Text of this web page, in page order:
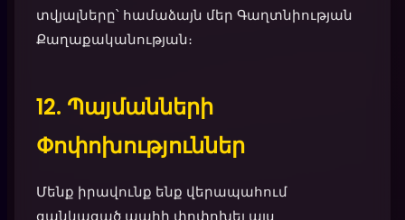
տվյալները՝ համաձայն մեր Գաղտնիության
Քաղաքականության։
12. Պայմանների
Փոփոխություններ
Մենք իրավունք ենք վերապահում
ցանկացած պահի փոփոխել այս